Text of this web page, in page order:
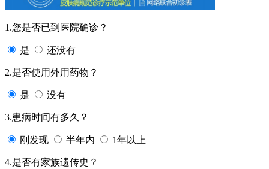
1.您是否已到医院确诊？
是 还没有
2.是否使用外用药物？
是 没有
3.患病时间有多久？
刚发现 半年内 1年以上
4.是否有家族遗传史？